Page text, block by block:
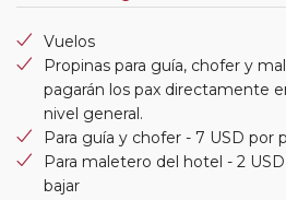
Vuelos
Propinas para guía, chofer y
pagarán los pax directamente
nivel general.
Para guía y chofer - 7 USD por
Para maletero del hotel - 2
bajar